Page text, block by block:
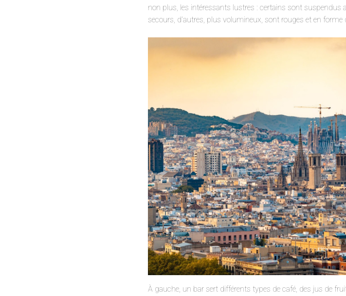
non plus, les intéressants lustres : certains sont suspendus
secours, d’autres, plus volumineux, sont rouges et en forme
À gauche, un bar sert différents types de café, des jus de